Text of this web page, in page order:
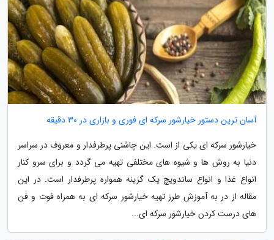
آسان ترین دستور خیارشور سرکه ای فوری و بازاری در 30 دقیقه
خیارشور سرکه ای یکی از است. این چاشنی پرطرفدار و معروف در سراسر
دنیا به روش ها و شیوه های مختلفی تهیه می گردد و برای سرو کنار
انواع غذا و انواع ساندویچ یک گزینه همواره پرطرفدار است. در این
مقاله از در به آموزش طرز تهیه خیارشور سرکه ای به همراه فوت و فن
های درست کردن خیارشور سرکه ای...